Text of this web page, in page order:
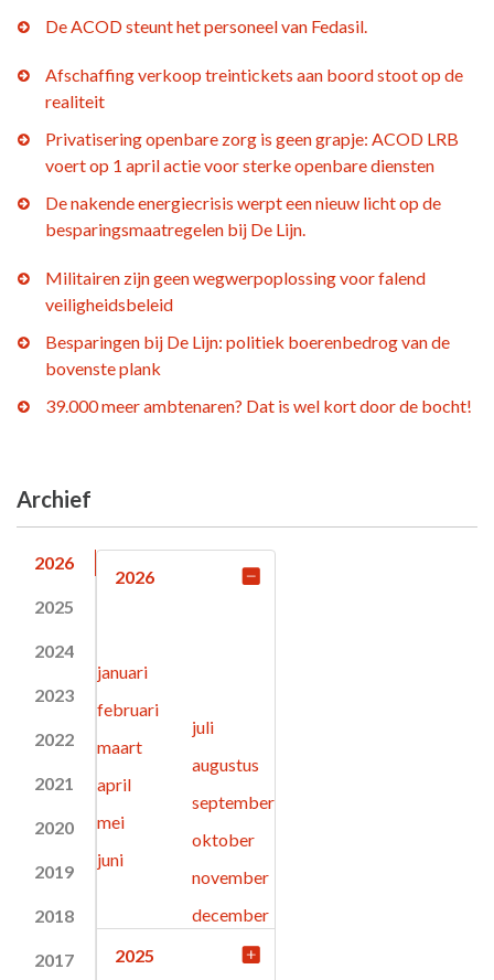
De ACOD steunt het personeel van Fedasil.
Afschaffing verkoop treintickets aan boord stoot op de
realiteit
Privatisering openbare zorg is geen grapje: ACOD LRB
voert op 1 april actie voor sterke openbare diensten
De nakende energiecrisis werpt een nieuw licht op de
besparingsmaatregelen bij De Lijn.
Militairen zijn geen wegwerpoplossing voor falend
veiligheidsbeleid
Besparingen bij De Lijn: politiek boerenbedrog van de
bovenste plank
39.000 meer ambtenaren? Dat is wel kort door de bocht!
Archief
2026
2025
2024
2023
2022
2021
2020
2019
2018
2017
2026
januari
februari
maart
april
mei
juni
juli
augustus
september
oktober
november
december
2025